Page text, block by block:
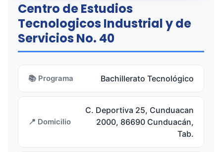
Centro de Estudios
Tecnologicos Industrial y de
Servicios No. 40
📚 Programa Bachillerato Tecnológico
📍 Domicilio
C. Deportiva 25, Cunduacan
2000, 86690 Cunduacán,
Tab.